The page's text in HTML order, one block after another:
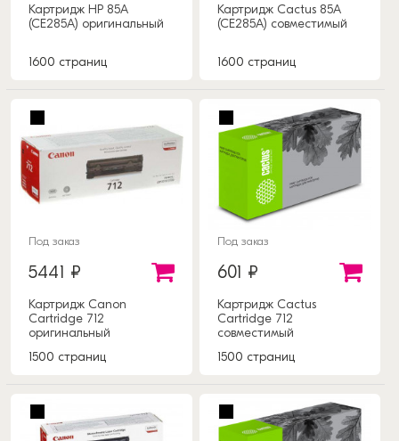
Картридж HP 85A
(CE285A) оригинальный
1600 страниц
Картридж Cactus 85A
(CE285A) совместимый
1600 страниц
Под заказ
5441 ₽
Картридж Canon
Cartridge 712
оригинальный
1500 страниц
Под заказ
601 ₽
Картридж Cactus
Cartridge 712
совместимый
1500 страниц